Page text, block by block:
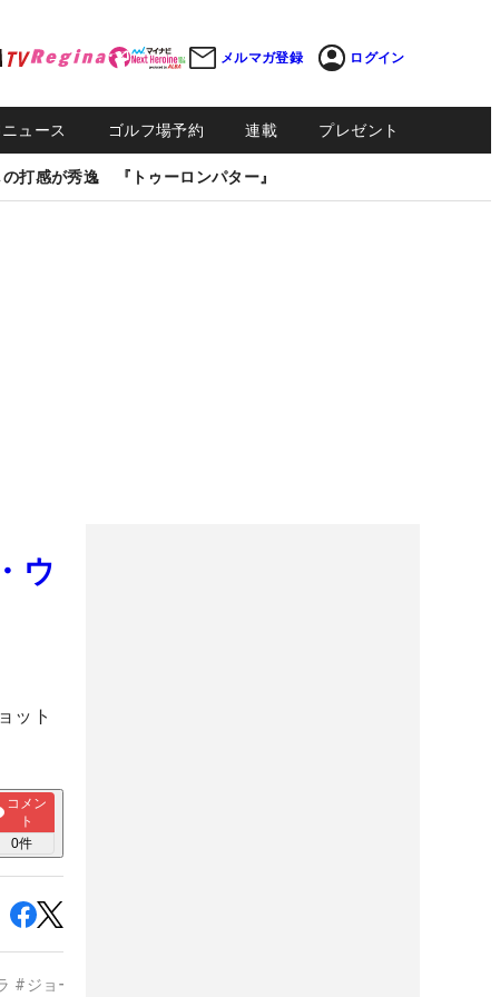
メルマガ登録 ログイン
ュース ゴルフ場予約 連載 プレゼント
打感が秀逸 『トゥーロンパター』
ウ
ット
コメン
ト
0件
# ジョーダン・スピース